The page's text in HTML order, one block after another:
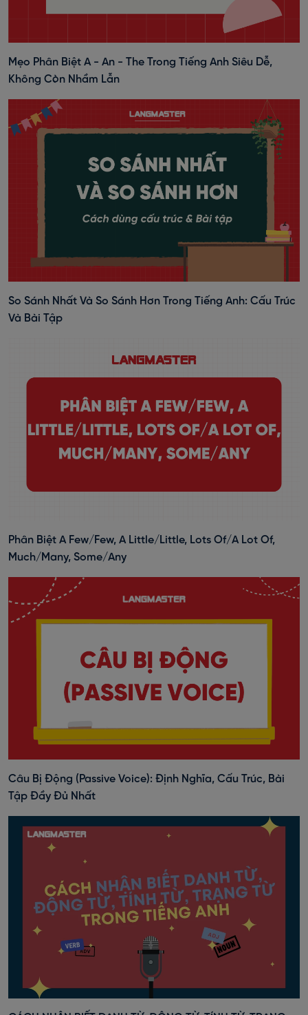
Mẹo Phân Biệt A - An - The Trong Tiếng Anh Siêu Dễ,
Không Còn Nhầm Lẫn
So Sánh Nhất Và So Sánh Hơn Trong Tiếng Anh: Cấu Trúc
Và Bài Tập
Phân Biệt A Few/Few, A Little/Little, Lots Of/A Lot Of,
Much/Many, Some/Any
Câu Bị Động (Passive Voice): Định Nghĩa, Cấu Trúc, Bài
Tập Đầy Đủ Nhất